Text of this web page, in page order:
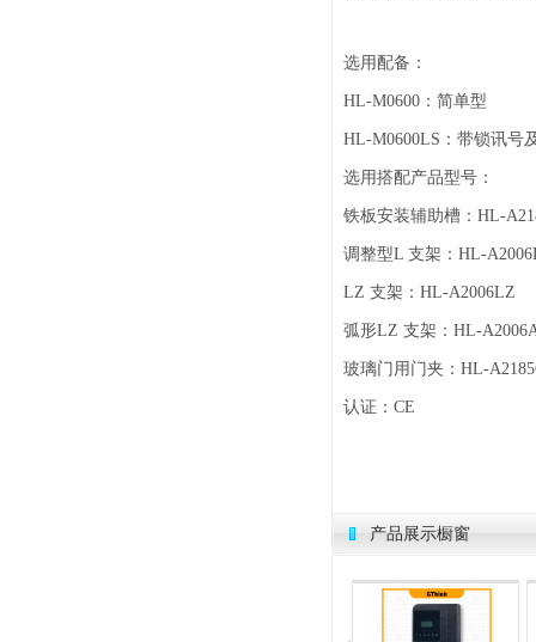
选用配备：
HL-M0600：简单型
HL-M0600LS：带锁讯号
选用搭配产品型号：
铁板安装辅助槽：HL-
调整型L 支架：HL-
LZ 支架：HL-A2006LZ
弧形LZ 支架：HL-
玻璃门用门夹：HL-
认证：CE
产品展示橱窗